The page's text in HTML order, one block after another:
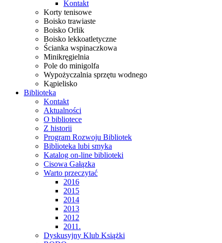
Kontakt
Korty tenisowe
Boisko trawiaste
Boisko Orlik
Boisko lekkoatletyczne
Ścianka wspinaczkowa
Minikręgielnia
Pole do minigolfa
Wypożyczalnia sprzętu wodnego
Kąpielisko
Biblioteka
Kontakt
Aktualności
O bibliotece
Z historii
Program Rozwoju Bibliotek
Biblioteka lubi smyka
Katalog on-line biblioteki
Cisowa Gałązka
Warto przeczytać
2016
2015
2014
2013
2012
2011.
Dyskusyjny Klub Książki